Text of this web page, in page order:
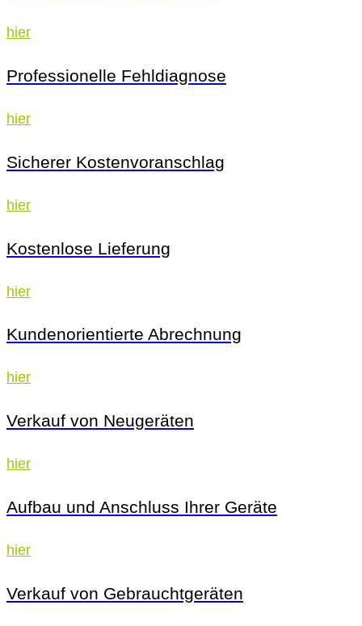
hier
Professionelle Fehldiagnose
hier
Sicherer Kostenvoranschlag
hier
Kostenlose Lieferung
hier
Kundenorientierte Abrechnung
hier
Verkauf von Neugeräten
hier
Aufbau und Anschluss Ihrer Geräte
hier
Verkauf von Gebrauchtgeräten